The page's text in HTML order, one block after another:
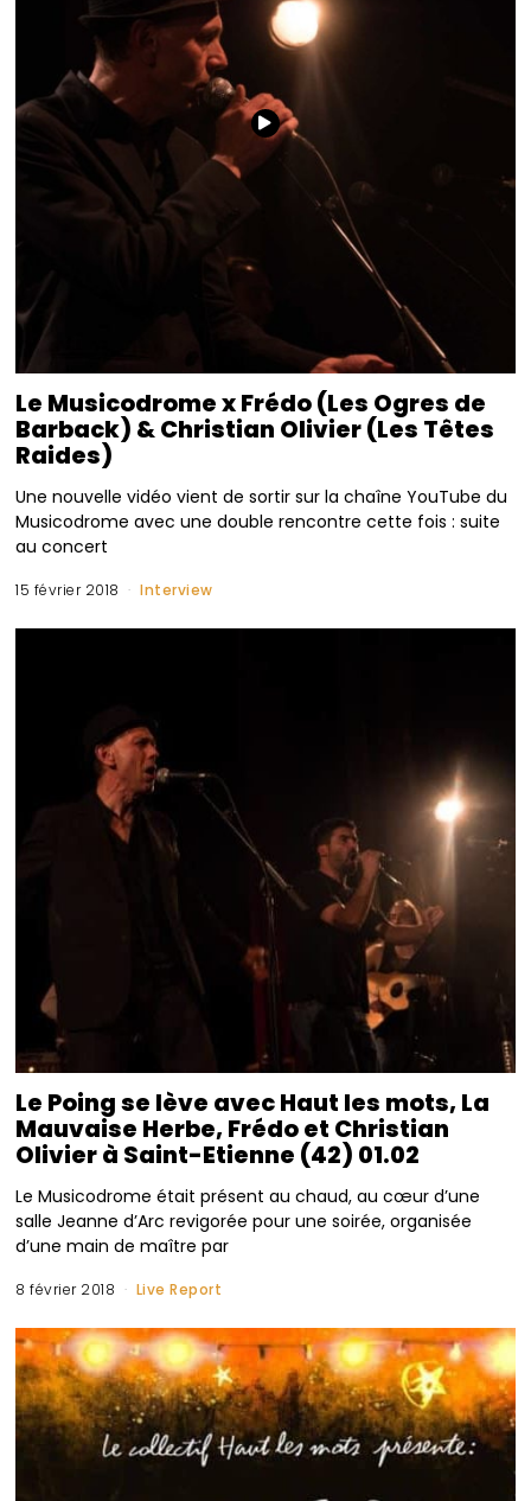
Le Musicodrome x Frédo (Les Ogres de
Barback) & Christian Olivier (Les Têtes
Raides)
Une nouvelle vidéo vient de sortir sur la chaîne YouTube du
Musicodrome avec une double rencontre cette fois : suite
au concert
15 février 2018 Interview
Le Poing se lève avec Haut les mots, La
Mauvaise Herbe, Frédo et Christian
Olivier à Saint-Etienne (42) 01.02
Le Musicodrome était présent au chaud, au cœur d’une
salle Jeanne d’Arc revigorée pour une soirée, organisée
d’une main de maître par
8 février 2018 Live Report